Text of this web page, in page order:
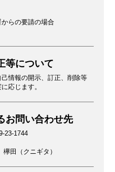
からの要請の場合
等について
情報の開示、訂正、削除等
応じます。
お問い合わせ先
23-1744
田（クニギタ）